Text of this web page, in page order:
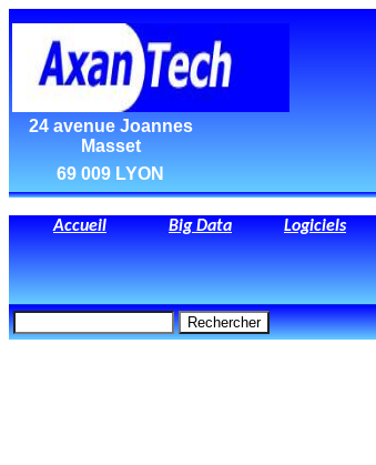
24 avenue Joannes
Masset
69 009 LYON
Accueil Big Data Logiciels